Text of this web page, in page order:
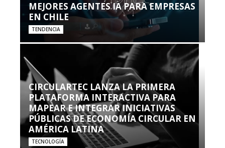
MEJORES AGENTES IA PARA EMPRESAS
EN CHILE
TENDENCIA
CIRCULARTEC LANZA LA PRIMERA
PLATAFORMA INTERACTIVA PARA
MAPEAR E INTEGRAR INICIATIVAS
PÚBLICAS DE ECONOMÍA CIRCULAR EN
AMÉRICA LATINA
TECNOLOGÍA